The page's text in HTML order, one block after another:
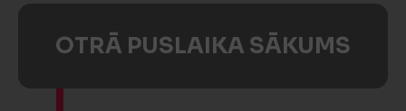
OTRĀ PUSLAIKA SĀKUMS